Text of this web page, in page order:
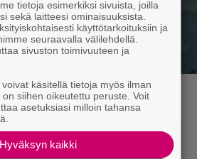
Perinteinen
Christien
vuoden 2023
tietoja esimerkiksi sivuista, joilla
sekä laitteesi ominaisuuksista.
käyttötarkoituksiin ja
seuraavalla välilehdellä.
sivuston toimivuuteen ja
käsitellä tietoja myös ilman
siihen oikeutettu peruste. Voit
asetuksiasi milloin tahansa
Hyväksyn kaikki